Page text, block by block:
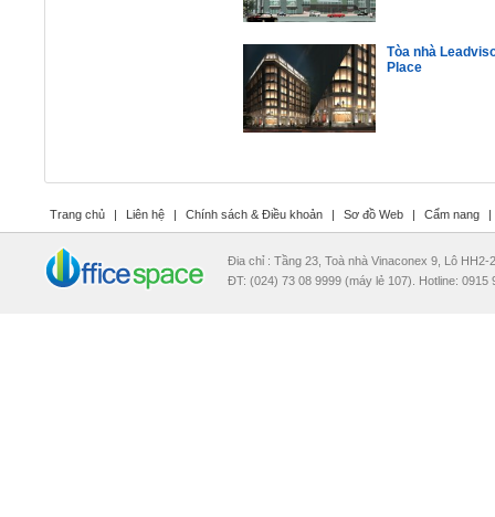
Tòa nhà
Place
Trang chủ | Liên hệ | Chính sách & Điều khoản | Sơ đồ Web | Cẩm nang |
Đia chỉ : Tầng 23, Toà nhà Vinaconex 9, Lô
ĐT: (024) 73 08 9999 (máy lẻ 107). Hotline: 0915